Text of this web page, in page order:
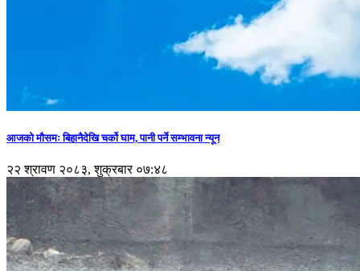
आजको मौसमः बिहानैदेखि चर्को घाम, पानी पर्ने सम्भावना न्यून
२२ श्रावण २०८३, शुक्रबार ०७:४८